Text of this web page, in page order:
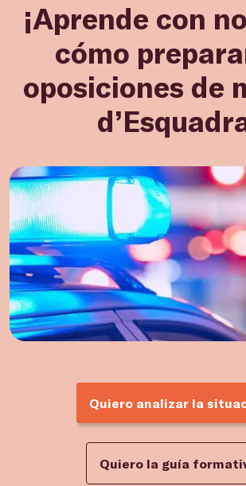
¡Aprende con
cómo
oposiciones de
Quiero analizar la
Quiero la guía